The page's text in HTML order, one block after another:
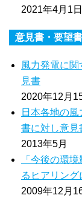
2021年4月1日
意見書・要望
風力発電に
見書
2020年12月
日本各地の
書に対し意見
2013年5月
「今後の環
るヒアリン
2009年12月